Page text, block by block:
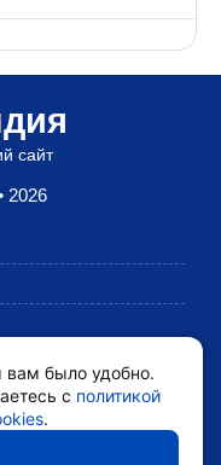
сайт
2026
вам было удобно.
с политикой
.